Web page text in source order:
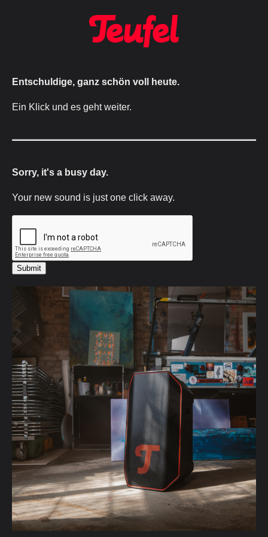
Entschuldige, ganz schön voll heute.
Ein Klick und es geht weiter.
Sorry, it's a busy day.
Your new sound is just one click away.